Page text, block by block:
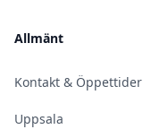
Allmänt
Kontakt & Öppettider
Uppsala